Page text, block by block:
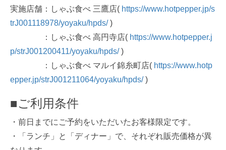
実施店舗：しゃぶ食べ 三鷹店( https://www.hotpepper.jp/s
trJ001118978/yoyaku/hpds/)
：しゃぶ食べ 高円寺店( https://www.hotpepper.j
p/strJ001200411/yoyaku/hpds/)
：しゃぶ食べ マルイ錦糸町店( https://www.hotp
epper.jp/strJ001211064/yoyaku/hpds/)
■ご利用条件
・前日までにご予約をいただいたお客様限定です。
・「ランチ」と「ディナー」で、それぞれ販売価格が異